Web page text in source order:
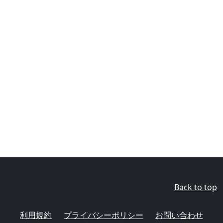
Back to top
利用規約 プライバシーポリシー お問い合わせ